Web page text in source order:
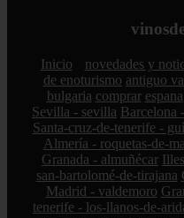
Inicio novedades y
de enoturismo antiguo
bulgaria comprar espana
Sevilla - sevilla Barcelona
Santa-cruz-de-tenerife -
Almería - roquetas-de-
Granada - almuñécar
san-bartolomé-de-tirajana
Madrid - valdemoro
tenerife - los-llanos-de-